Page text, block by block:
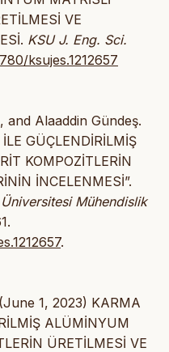
VE
KSU J. Eng. Sci.
ksujes.1212657
and Alaaddin Gündeş.
GÜÇLENDİRİLMİŞ
KOMPOZİTLERİN
İNCELENMESİ”.
Mühendislik
.
1, 2023) KARMA
ALÜMİNYUM
ÜRETİLMESİ VE